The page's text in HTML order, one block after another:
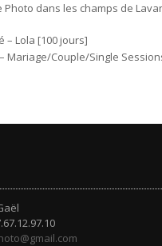
Photo dans les champs de
– Lola [100 jours]
Mariage/Couple/Single